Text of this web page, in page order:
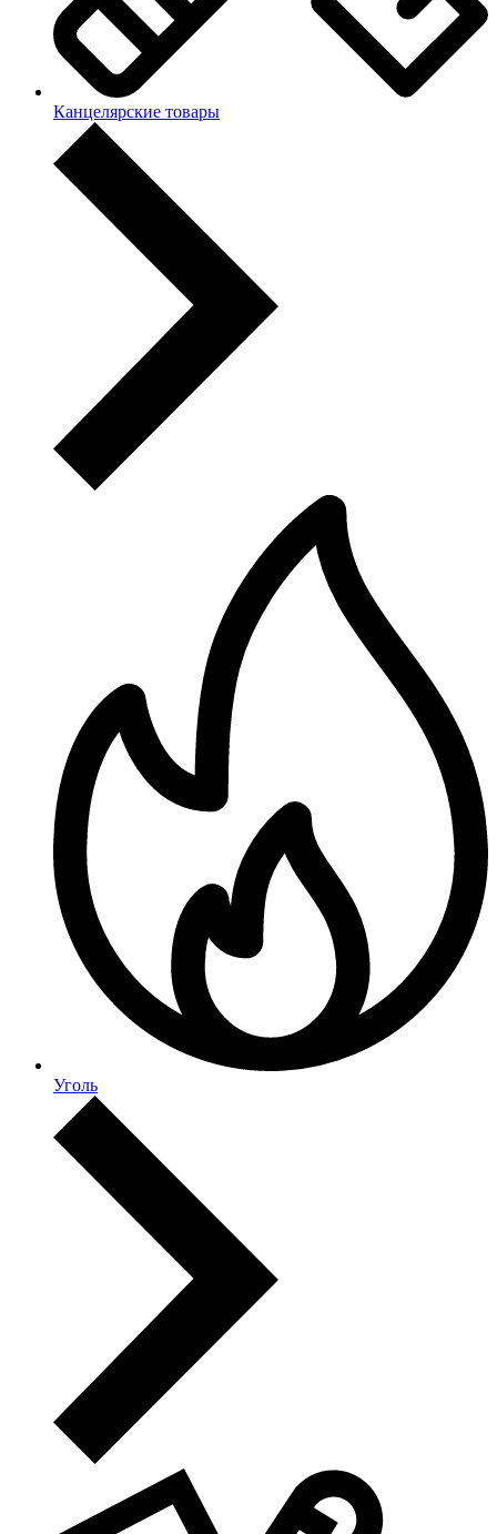
Канцелярские товары
Уголь